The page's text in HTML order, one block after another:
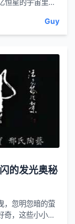
恒星的宇宙里，
Guy
的发光奥秘
，忽明忽暗的萤
奇，这些小小的